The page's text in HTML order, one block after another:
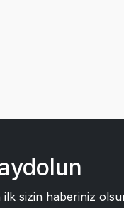
ilk sizin haberiniz